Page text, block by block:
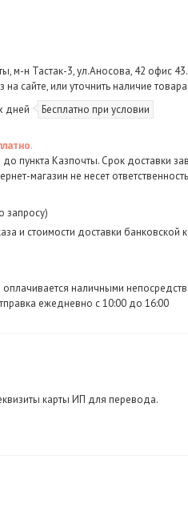
м-н Тастак-3, ул.Аносова, 42 офис
сайте, или уточнить наличие
дней
Бесплатно при условии
.
пункта Казпочты. Срок доставки
магазин не несет
запросу)
и стоимости доставки банковской
наличными
ежедневно с 10:00 до 16:00
карты ИП для перевода.